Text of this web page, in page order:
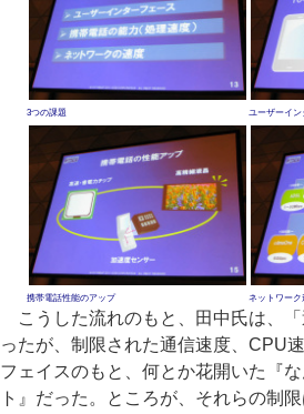
3つの課題 ユーザーイン
携帯電話性能のアップ ネットワーク
こうした流れのもと、田中氏は、
ったが、制限された通信速度、CPU
フェイスのもと、何とか花開いた『
ト』だった。ところが、それらの制